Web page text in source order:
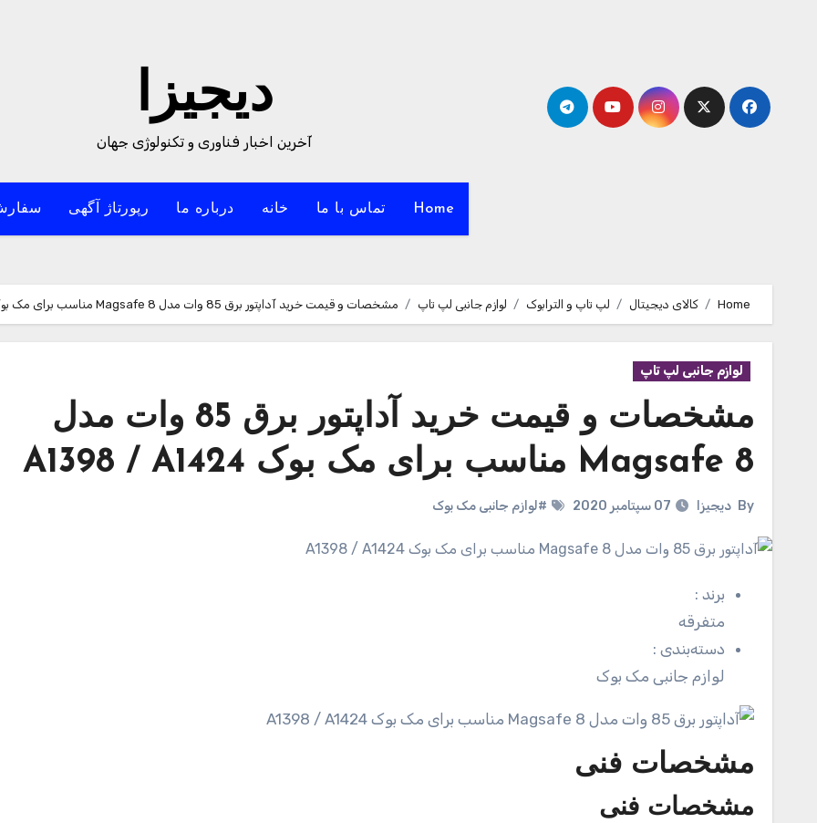
دیجیزا
آخرین اخبار فناوری و تکنولوژی جهان
Home تماس با ما خانه درباره ما رپورتاژ آگهی
Home کالای دیجیتال لپ تاپ و الترابوک لوازم جانبی لپ تاپ مشخصات و قیمت خرید آداپتور برق 85 وات مدل Magsafe 8 مناسب برای مک بوک A1398 / A1424
لوازم جانبی لپ تاپ
مشخصات و قیمت خرید آداپتور برق 85 وات مدل
Magsafe 8 مناسب برای مک بوک A1398 / A1424
By دیجیزا 07 سپتامبر 2020 #لوازم جانبی مک بوک
برند :
متفرقه
دسته‌بندی :
لوازم جانبی مک بوک
مشخصات فنی
مشخصات فنی